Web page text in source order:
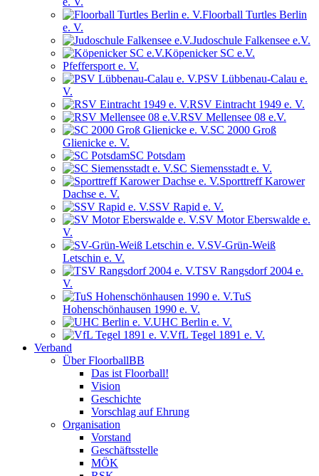
Floorball Turtles Berlin
e. V.
Judoschule Falkensee e.V.
Köpenicker SC e.V.
Pfeffersport e. V.
PSV Lübbenau-Calau e.
V.
RSV Eintracht 1949 e. V.
RSV Mellensee 08 e.V.
SC 2000 Groß
Glienicke e. V.
SC Potsdam
SC Siemensstadt e. V.
Sporttreff Karower
Dachse e. V.
SSV Rapid e. V.
SV Motor Eberswalde e.
V.
SV-Grün-Weiß
Letschin e. V.
TSV Rangsdorf 2004 e.
V.
TuS
Hohenschönhausen 1990 e. V.
UHC Berlin e. V.
VfL Tegel 1891 e. V.
Verband
Über FloorballBB
Das ist Floorball!
Vision
Geschichte
Vorschlag auf Ehrung
Organisation
Vorstand
Geschäftsstelle
MÖK